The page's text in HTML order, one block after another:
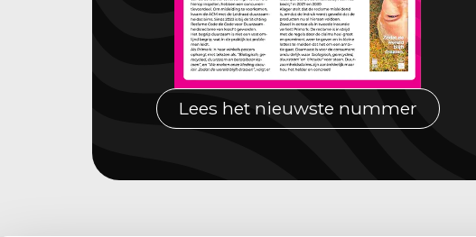
Lees het nieuwste nummer